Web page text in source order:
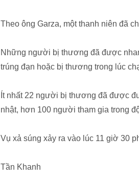
Theo ông Garza, một thanh niên đã
Những người bị thương đã được
trúng đạn hoặc bị thương trong lúc
Ít nhất 22 người bị thương đã được
nhật, hơn 100 người tham gia trong
Vụ xả súng xảy ra vào lúc 11 giờ 30
Tần Khanh